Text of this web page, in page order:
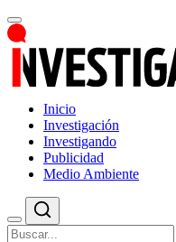
Inicio
Investigación
Investigando
Publicidad
Medio Ambiente